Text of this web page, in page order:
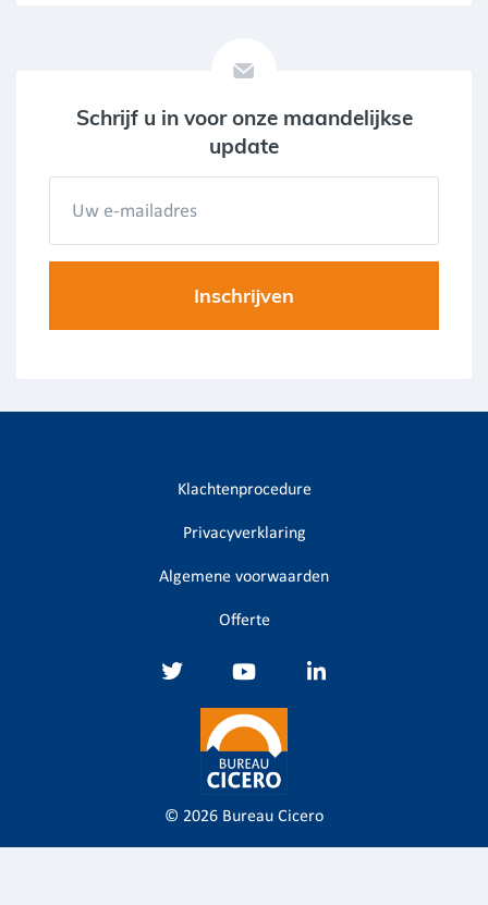
Schrijf u in voor onze maandelijkse
update
© 2026 Bureau Cicero
Klachtenprocedure
Privacyverklaring
Algemene voorwaarden
Offerte